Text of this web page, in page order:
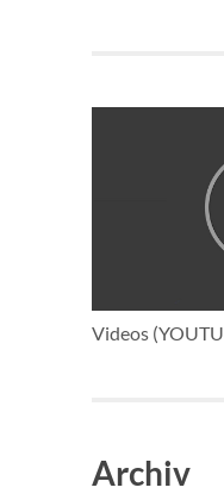
Videos
Archiv